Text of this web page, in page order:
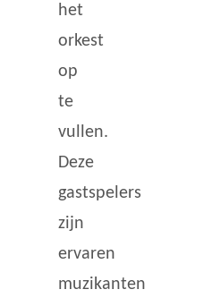
het
orkest
op
te
vullen.
Deze
gastspelers
zijn
ervaren
muzikanten